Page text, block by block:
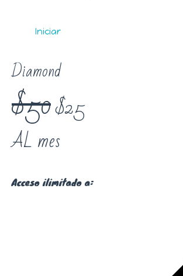
Iniciar
Diamond
$50$25
AL mes
Acceso ilimitado a: